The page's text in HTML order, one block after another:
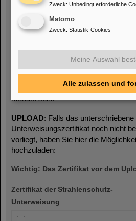
Letzte
Strahlenschutzunterweisung*
: Die letzte Unterweisung
Monate sein.
UPLOAD: Falls das
Unterweisungszertifikat noch nicht
vorliegt, haben Sie hier die
hochzuladen:
Wichtig: Das Zertifikat vor dem
Zertifikat der Strahlenschutz-
Unterweisung
Zweck: Unbedingt erforderliche
Matomo
Zweck: Statistik-Cookies
Meine Auswahl
Alle zulassen und